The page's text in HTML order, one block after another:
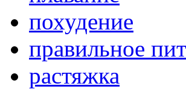
похудение
правильное
растяжка